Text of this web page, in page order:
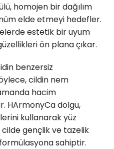
homojen bir dağılım
elde etmeyi hedefler.
estetik bir uyum
ön plana çıkar.
benzersiz
cildin nem
hacim
HArmonyCa dolgu,
kullanarak yüz
gençlik ve tazelik
sahiptir.